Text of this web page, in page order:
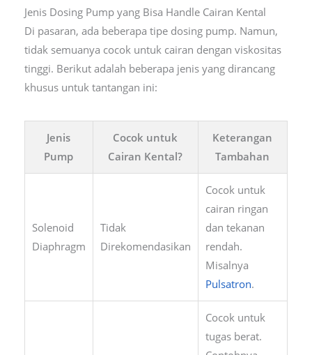
Jenis Dosing Pump yang Bisa Handle Cairan Kental
Di pasaran, ada beberapa tipe dosing pump. Namun,
tidak semuanya cocok untuk cairan dengan viskositas
tinggi. Berikut adalah beberapa jenis yang dirancang
khusus untuk tantangan ini:
Jenis
Pump
Cocok untuk
Cairan Kental?
Keterangan
Tambahan
Solenoid
Diaphragm
Tidak
Direkomendasikan
Cocok untuk
cairan ringan
dan tekanan
rendah.
Misalnya
Pulsatron.
Cocok untuk
tugas berat.